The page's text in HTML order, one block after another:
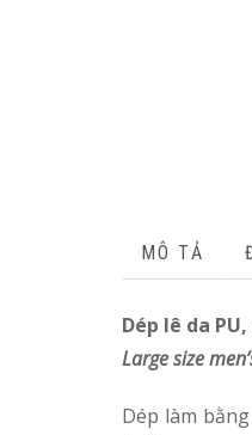
MÔ TẢ
Dép lê da
Large size
Dép làm